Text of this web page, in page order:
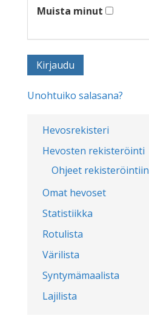
Hevosrekisteri
Hevosten rekisteröinti
Ohjeet rekisteröintiin
Omat hevoset
Statistiikka
Rotulista
Värilista
Syntymämaalista
Lajilista
Muista minut
Unohtuiko salasana?